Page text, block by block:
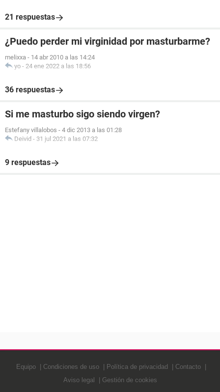
21 respuestas
¿Puedo perder mi virginidad por masturbarme?
melixxa - 14 abr 2010 a las 14:24
yo - 24 ene 2022 a las 18:56
36 respuestas
Si me masturbo sigo siendo virgen?
Estefany villalobos - 4 dic 2013 a las 01:28
Deivid - 31 jul 2021 a las 07:32
9 respuestas
Equipo Condiciones de uso Política de privacidad
Contacto
Aviso legal
Gestión de cookies